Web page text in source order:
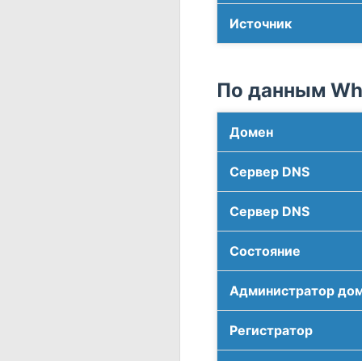
Источник
По данным
Домен
Сервер DNS
Сервер DNS
Соcтояние
Администратор
Регистратор